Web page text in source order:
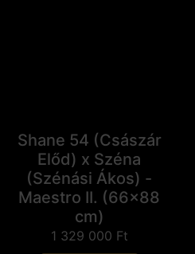
Shane 54 (Császár
Előd) x Széna
(Szénási Ákos) -
Maestro II. (66x88
cm)
1 329 000 Ft